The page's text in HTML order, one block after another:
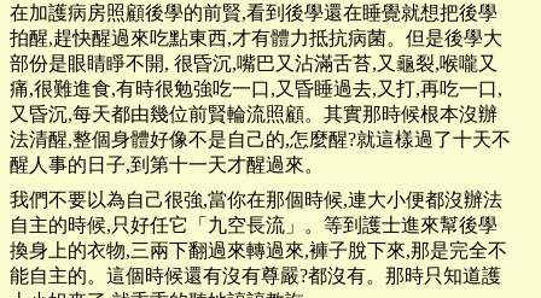
在加護病房照顧後學的前賢,看到後學還在睡覺就想把後學
拍醒,趕快醒過來吃點東西,才有體力抵抗病菌。但是後學大
部份是眼睛睜不開, 很昏沉,嘴巴又沾滿舌苔,又龜裂,喉嚨又
痛,很難進食,有時很勉強吃一口,又昏睡過去,又打,再吃一口,
又昏沉,每天都由幾位前賢輪流照顧。其實那時候根本沒辦
法清醒,整個身體好像不是自己的,怎麼醒?就這樣過了十天不
醒人事的日子,到第十一天才醒過來。
我們不要以為自己很強,當你在那個時候,連大小便都沒辦法
自主的時候,只好任它「九空長流」。等到護士進來幫後學
換身上的衣物,三兩下翻過來轉過來,褲子脫下來,那是完全不
能自主的。這個時候還有沒有尊嚴?都沒有。那時只知道護